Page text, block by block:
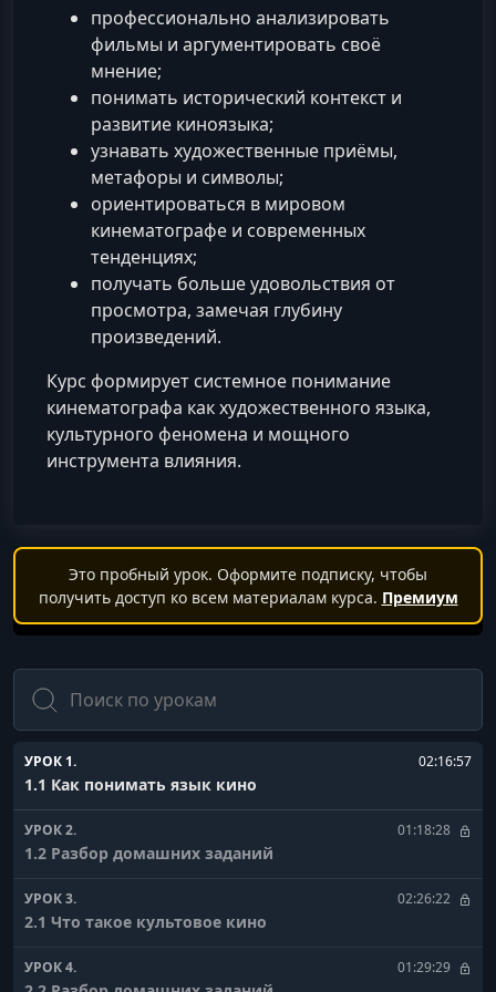
профессионально анализировать
фильмы и аргументировать своё
мнение;
понимать исторический контекст и
развитие киноязыка;
узнавать художественные приёмы,
метафоры и символы;
ориентироваться в мировом
кинематографе и современных
тенденциях;
получать больше удовольствия от
просмотра, замечая глубину
произведений.
Курс формирует системное понимание
кинематографа как художественного языка,
культурного феномена и мощного
инструмента влияния.
Это пробный урок. Оформите подписку, чтобы
получить доступ ко всем материалам курса. Премиум
Поиск
УРОК 1. 02:16:57
1.1 Как понимать язык кино
УРОК 2. 01:18:28
1.2 Разбор домашних заданий
УРОК 3. 02:26:22
2.1 Что такое культовое кино
УРОК 4. 01:29:29